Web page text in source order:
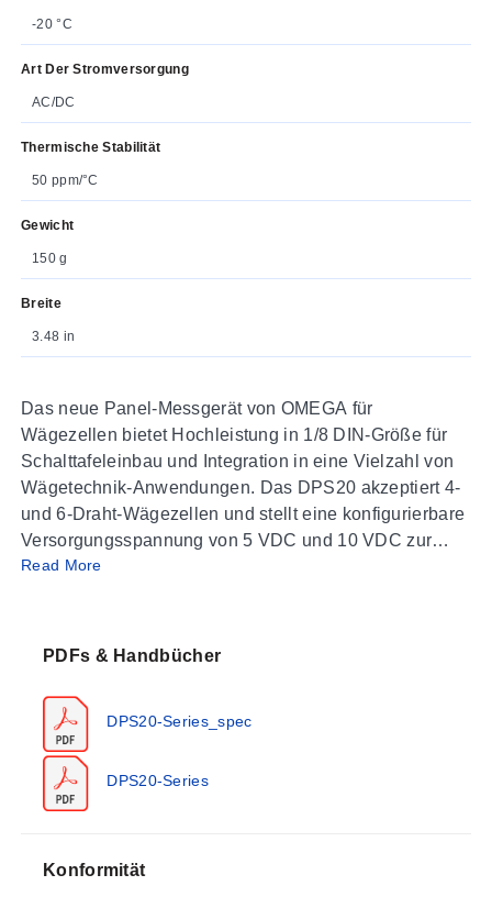
-20 °C
Art Der Stromversorgung
AC/DC
Thermische Stabilität
50 ppm/°C
Gewicht
150 g
Breite
3.48 in
Das neue Panel-Messgerät von OMEGA für
Wägezellen bietet Hochleistung in 1/8 DIN-Größe für
Schalttafeleinbau und Integration in eine Vielzahl von
Wägetechnik-Anwendungen. Das DPS20 akzeptiert 4-
und 6-Draht-Wägezellen und stellt eine konfigurierbare
Versorgungsspannung von 5 VDC und 10 VDC zur
Verfügung, um die Wägezelle zu versorgen. Zwei
Geräts.
Die optionalen Relais, der Analogausgang und die
Modbus® RTU-Seriellkommunikation bieten
Steuerungs- und Kommunikationsmöglichkeiten.
Weitere Merkmale des DPS20 Wägezellenmessgeräts
sind unabhängige Skalierung des Wägezellensignals
Read More
PDFs & Handbücher
DPS20-Series_spec
DPS20-Series
Konformität